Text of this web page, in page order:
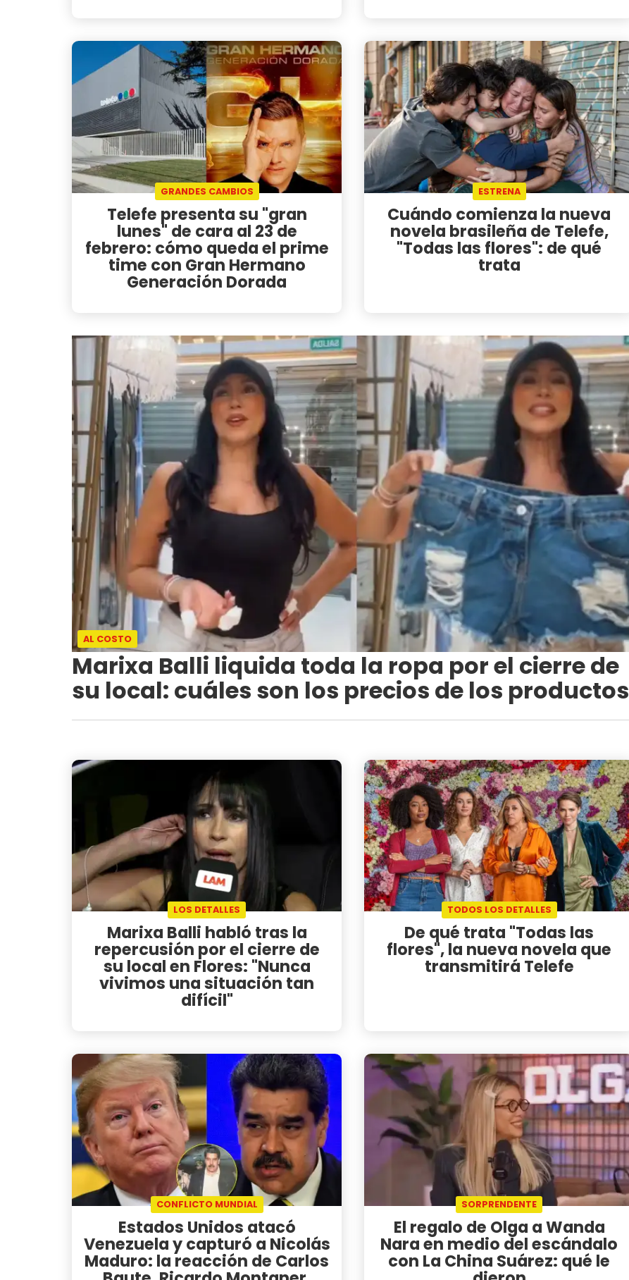
GRANDES CAMBIOS
Telefe presenta su "gran
lunes" de cara al 23 de
febrero: cómo queda el prime
time con Gran Hermano
Generación Dorada
ESTRENA
Cuándo comienza la nueva
novela brasileña de Telefe,
"Todas las flores": de qué
trata
AL COSTO
Marixa Balli liquida toda la ropa por el cierre de
su local: cuáles son los precios de los productos
LOS DETALLES
Marixa Balli habló tras la
repercusión por el cierre de
su local en Flores: "Nunca
vivimos una situación tan
difícil"
TODOS LOS DETALLES
De qué trata "Todas las
flores", la nueva novela que
transmitirá Telefe
CONFLICTO MUNDIAL
Estados Unidos atacó
Venezuela y capturó a Nicolás
Maduro: la reacción de Carlos
SORPRENDENTE
El regalo de Olga a Wanda
Nara en medio del escándalo
con La China Suárez: qué le